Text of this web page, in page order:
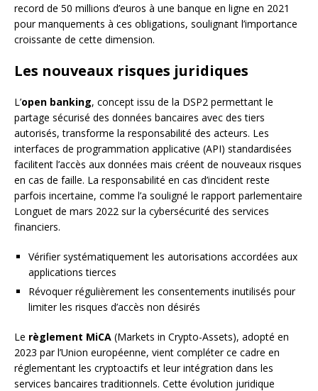
record de 50 millions d’euros à une banque en ligne en 2021
pour manquements à ces obligations, soulignant l’importance
croissante de cette dimension.
Les nouveaux risques juridiques
L’open banking, concept issu de la DSP2 permettant le
partage sécurisé des données bancaires avec des tiers
autorisés, transforme la responsabilité des acteurs. Les
interfaces de programmation applicative (API) standardisées
facilitent l’accès aux données mais créent de nouveaux risques
en cas de faille. La responsabilité en cas d’incident reste
parfois incertaine, comme l’a souligné le rapport parlementaire
Longuet de mars 2022 sur la cybersécurité des services
financiers.
Vérifier systématiquement les autorisations accordées aux
applications tierces
Révoquer régulièrement les consentements inutilisés pour
limiter les risques d’accès non désirés
Le règlement MiCA (Markets in Crypto-Assets), adopté en
2023 par l’Union européenne, vient compléter ce cadre en
réglementant les cryptoactifs et leur intégration dans les
services bancaires traditionnels. Cette évolution juridique